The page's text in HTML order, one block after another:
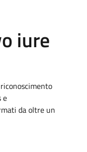
iure
e
da oltre un